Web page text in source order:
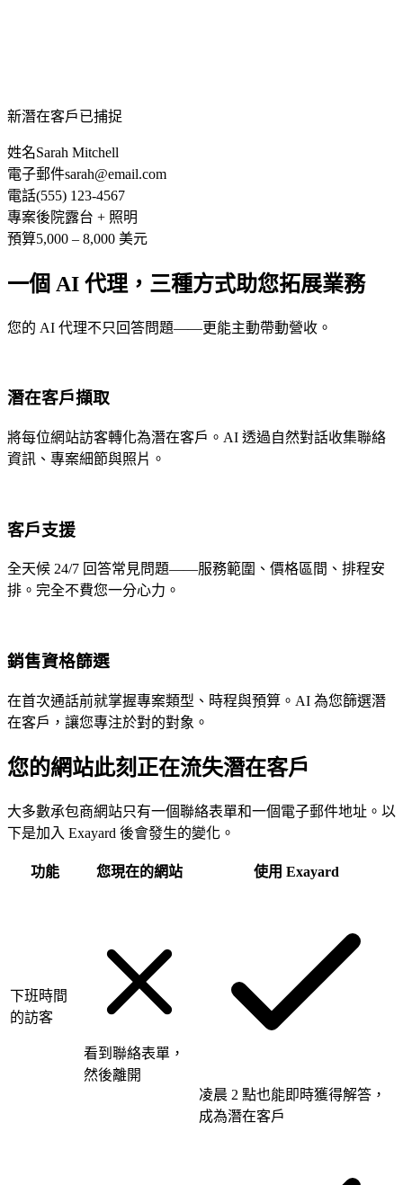
新潛在客戶已捕捉
姓名Sarah Mitchell
電子郵件sarah@email.com
電話(555) 123-4567
專案後院露台 + 照明
預算5,000 – 8,000 美元
一個 AI 代理，三種方式助您拓展業務
您的 AI 代理不只回答問題——更能主動帶動營收。
潛在客戶擷取
將每位網站訪客轉化為潛在客戶。AI 透過自然對話收集聯絡
資訊、專案細節與照片。
客戶支援
全天候 24/7 回答常見問題——服務範圍、價格區間、排程安
排。完全不費您一分心力。
銷售資格篩選
在首次通話前就掌握專案類型、時程與預算。AI 為您篩選潛
在客戶，讓您專注於對的對象。
您的網站此刻正在流失潛在客戶
大多數承包商網站只有一個聯絡表單和一個電子郵件地址。以
下是加入 Exayard 後會發生的變化。
功能 您現在的網站 使用 Exayard
下班時間
的訪客
看到聯絡表單，
然後離開
凌晨 2 點也能即時獲得解答，
成為潛在客戶